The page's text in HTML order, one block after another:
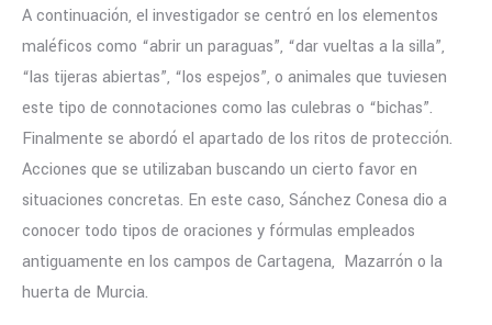
A continuación, el investigador se centró en los elementos
maléficos como “abrir un paraguas”, “dar vueltas a la silla”,
“las tijeras abiertas”, “los espejos”, o animales que tuviesen
este tipo de connotaciones como las culebras o “bichas”.
Finalmente se abordó el apartado de los ritos de protección.
Acciones que se utilizaban buscando un cierto favor en
situaciones concretas. En este caso, Sánchez Conesa dio a
conocer todo tipos de oraciones y fórmulas empleados
antiguamente en los campos de Cartagena, Mazarrón o la
huerta de Murcia.